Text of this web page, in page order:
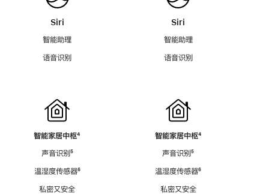
Siri
智能助理
语音识别
智能家居中枢脚
⁴
声音识别脚
⁵
温湿度传感器脚
⁶
私密又安全
Siri
智能助理
语音识别
智能家居中枢脚
⁴
声音识别脚
⁵
温湿度传感器脚
⁶
私密又安全